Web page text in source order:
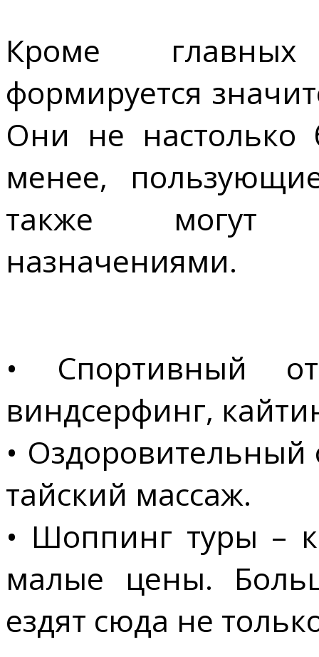
Кроме главных
формируется
Они не
менее,
также могут
назначениями.
• Спортивный
виндсерфинг,
•
тайский массаж.
• Шоппинг туры –
малые цены.
ездят сюда не